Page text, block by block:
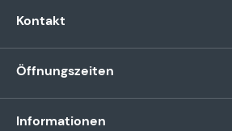
Kontakt
Öffnungszeiten
Informationen